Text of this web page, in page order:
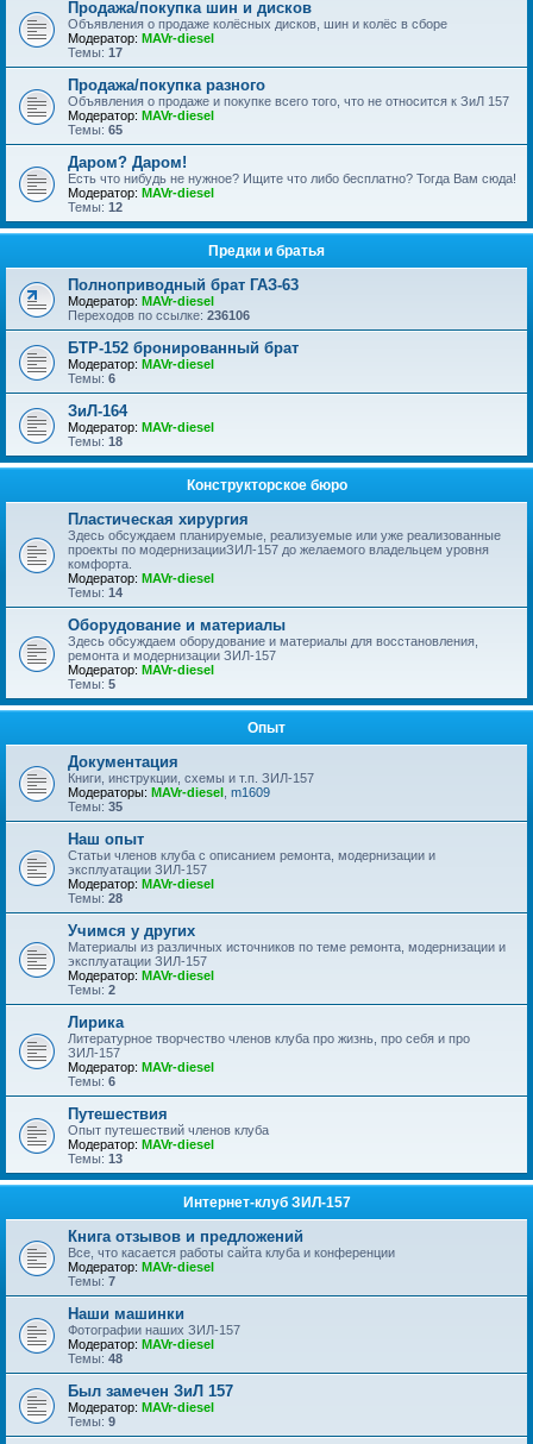
Продажа/покупка шин и дисков
Объявления о продаже колёсных дисков, шин и колёс в сборе
Модератор: MAVr-diesel
Темы: 17
Продажа/покупка разного
Объявления о продаже и покупке всего того, что не относится к ЗиЛ 157
Модератор: MAVr-diesel
Темы: 65
Даром? Даром!
Есть что нибудь не нужное? Ищите что либо бесплатно? Тогда Вам сюда!
Модератор: MAVr-diesel
Темы: 12
Предки и братья
Полноприводный брат ГАЗ-63
Модератор: MAVr-diesel
Переходов по ссылке: 236106
БТР-152 бронированный брат
Модератор: MAVr-diesel
Темы: 6
ЗиЛ-164
Модератор: MAVr-diesel
Темы: 18
Конструкторское бюро
Пластическая хирургия
Здесь обсуждаем планируемые, реализуемые или уже реализованные
проекты по модернизацииЗИЛ-157 до желаемого владельцем уровня
комфорта.
Модератор: MAVr-diesel
Темы: 14
Оборудование и материалы
Здесь обсуждаем оборудование и материалы для восстановления,
ремонта и модернизации ЗИЛ-157
Модератор: MAVr-diesel
Темы: 5
Опыт
Документация
Книги, инструкции, схемы и т.п. ЗИЛ-157
Модераторы: MAVr-diesel m1609
Темы: 35
Наш опыт
Статьи членов клуба с описанием ремонта, модернизации и
эксплуатации ЗИЛ-157
Модератор: MAVr-diesel
Темы: 28
Учимся у других
Материалы из различных источников по теме ремонта, модернизации и
эксплуатации ЗИЛ-157
Модератор: MAVr-diesel
Темы: 2
Лирика
Литературное творчество членов клуба про жизнь, про себя и про
ЗИЛ-157
Модератор: MAVr-diesel
Темы: 6
Путешествия
Опыт путешествий членов клуба
Модератор: MAVr-diesel
Темы: 13
Интернет-клуб ЗИЛ-157
Книга отзывов и предложений
Все, что касается работы сайта клуба и конференции
Модератор: MAVr-diesel
Темы: 7
Наши машинки
Фотографии наших ЗИЛ-157
Модератор: MAVr-diesel
Темы: 48
Был замечен ЗиЛ 157
Модератор: MAVr-diesel
Темы: 9